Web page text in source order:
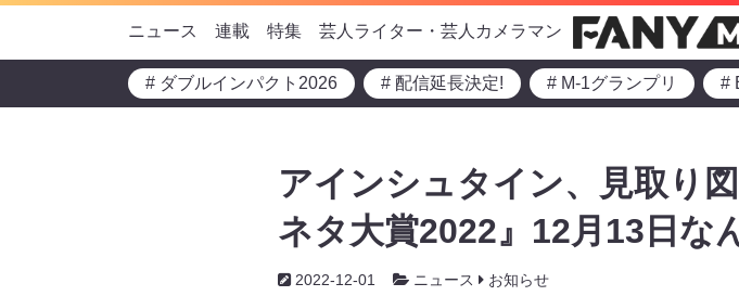
ニュース 連載 特集 芸人ライター・芸人カメラマン
# ダブルインパクト2026 # 配信延長決定! # M-1グランプリ #
アインシュタイン、見取り
ネタ大賞2022』12月13日な
2022-12-01 ニュース お知らせ